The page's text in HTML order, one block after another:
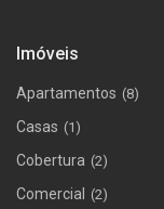
Imóveis
Apartamentos (8)
Casas (1)
Cobertura (2)
Comercial (2)